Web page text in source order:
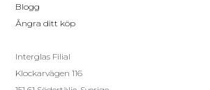
Blogg
Ångra ditt köp
Interglas Filial
Klockarvägen 116